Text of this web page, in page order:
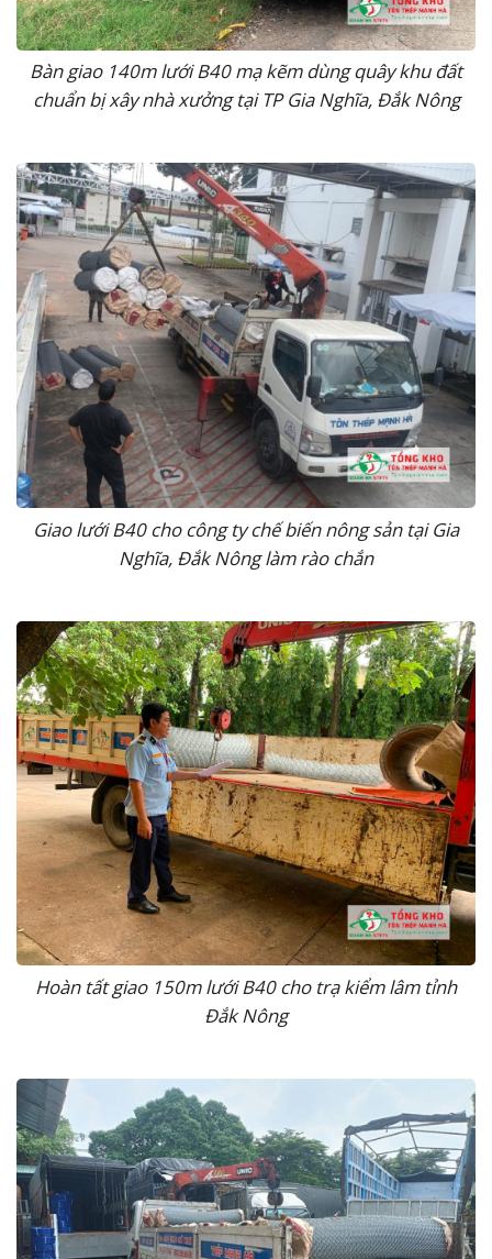
Bàn giao 140m lưới B40 mạ kẽm dùng quây khu đất
chuẩn bị xây nhà xưởng tại TP Gia Nghĩa, Đắk Nông
Giao lưới B40 cho công ty chế biến nông sản tại Gia
Nghĩa, Đắk Nông làm rào chắn
Hoàn tất giao 150m lưới B40 cho trạ kiểm lâm tỉnh
Đắk Nông